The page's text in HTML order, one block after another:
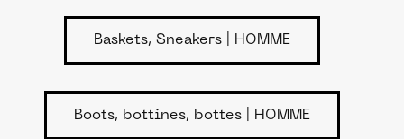
Baskets, Sneakers | HOMME
Boots, bottines, bottes | HOMME